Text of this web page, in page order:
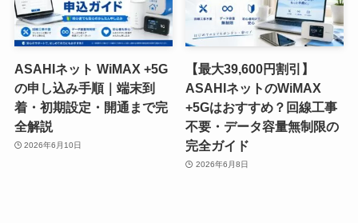
ASAHIネット WiMAX +5G
の申し込み手順｜端末到
着・初期設定・開通まで完
全解説
2026年6月10日
【最大39,600円割引】
ASAHIネットのWiMAX
+5Gはおすすめ？回線工事
不要・データ容量無制限の
完全ガイド
2026年6月8日